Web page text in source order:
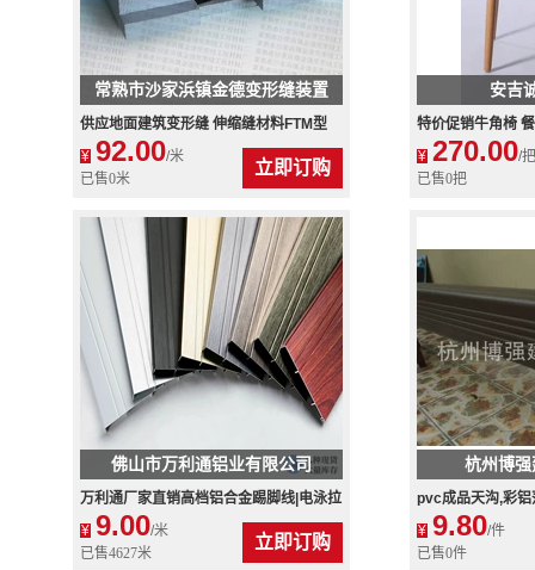
常熟市沙家浜镇金德变形缝装置
厂
供应地面建筑变形缝 伸缩缝材料FTM型
¥ 92.00/米
已售0米
立即订购
安吉
特价促销牛角椅
闲 火爆新款 阿里
¥ 270.00/把
已售0把
佛山市万利通铝业有限公司
万利通厂家直销高档铝合金踢脚线|电泳拉
丝氧化踢脚线|厚1.0/1.2
¥ 9.00/米
已售4627米
立即订购
杭州博
pvc成品天沟,彩铝
江杭州博强建材有
¥ 9.80/件
已售0件